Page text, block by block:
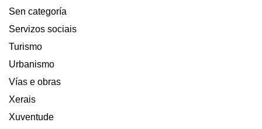
Sen categoría
Servizos sociais
Turismo
Urbanismo
Vías e obras
Xerais
Xuventude